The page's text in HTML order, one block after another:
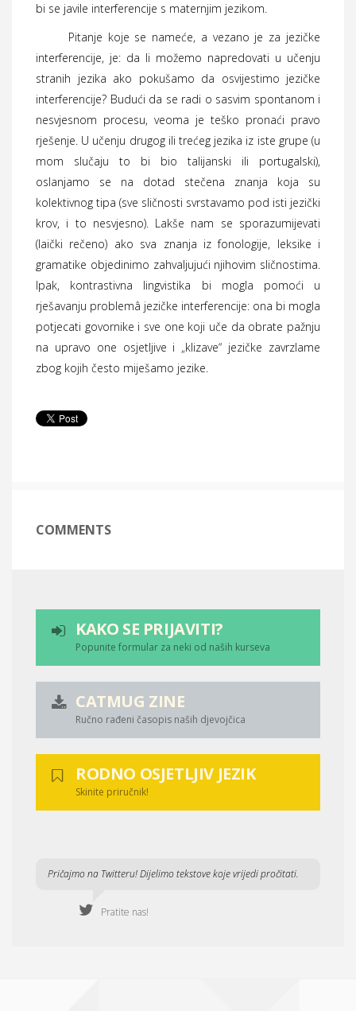
bi se javile interferencije s maternjim jezikom.
Pitanje koje se nameće, a vezano je za jezičke
interferencije, je: da li možemo napredovati u učenju
stranih jezika ako pokušamo da osvijestimo jezičke
interferencije? Budući da se radi o sasvim spontanom i
nesvjesnom procesu, veoma je teško pronaći pravo
rješenje. U učenju drugog ili trećeg jezika iz iste grupe (u
mom slučaju to bi bio talijanski ili portugalski),
oslanjamo se na dotad stečena znanja koja su
kolektivnog tipa (sve sličnosti svrstavamo pod isti jezički
krov, i to nesvjesno). Lakše nam se sporazumijevati
(laički rečeno) ako sva znanja iz fonologije, leksike i
gramatike objedinimo zahvaljujući njihovim sličnostima.
Ipak, kontrastivna lingvistika bi mogla pomoći u
rješavanju problemâ jezičke interferencije: ona bi mogla
potjecati govornike i sve one koji uče da obrate pažnju
na upravo one osjetljive i „klizave“ jezičke zavrzlame
zbog kojih često miješamo jezike.
COMMENTS
KAKO SE PRIJAVITI?
Popunite formular za neki od naših kurseva
CATMUG ZINE
Ručno rađeni časopis naših djevojčica
RODNO OSJETLJIV JEZIK
Skinite priručnik!
Pričajmo na Twitteru! Dijelimo tekstove koje vrijedi pročitati.
Pratite nas!